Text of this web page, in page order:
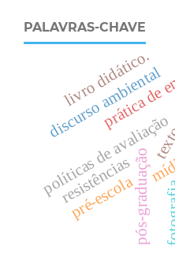
PALAVRAS-CHAVE
prática
políticas de avaliação
pós-graduação
discurso ambiental
livro didático.
pré-escola
resistências